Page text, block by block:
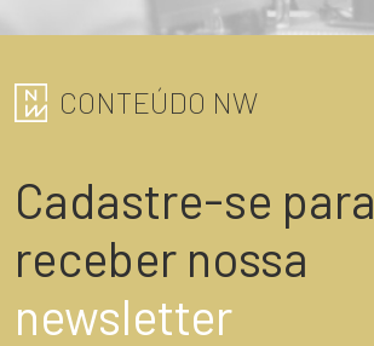
CONTEÚDO NW
Cadastre-se para
receber nossa
newsletter